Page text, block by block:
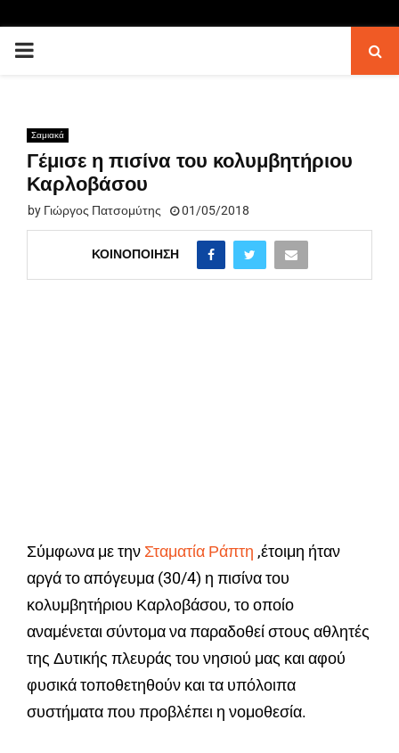
PRIMARY
Σαμιακά
Γέμισε η πισίνα του κολυμβητήριου
Καρλοβάσου
by Γιώργος Πατσομύτης 01/05/2018
ΚΟΙΝΟΠΟΊΗΣΗ
Σύμφωνα με την Σταματία Ράπτη ,έτοιμη ήταν
αργά το απόγευμα (30/4) η πισίνα του
κολυμβητήριου Καρλοβάσου, το οποίο
αναμένεται σύντομα να παραδοθεί στους αθλητές
της Δυτικής πλευράς του νησιού μας και αφού
φυσικά τοποθετηθούν και τα υπόλοιπα
συστήματα που προβλέπει η νομοθεσία.